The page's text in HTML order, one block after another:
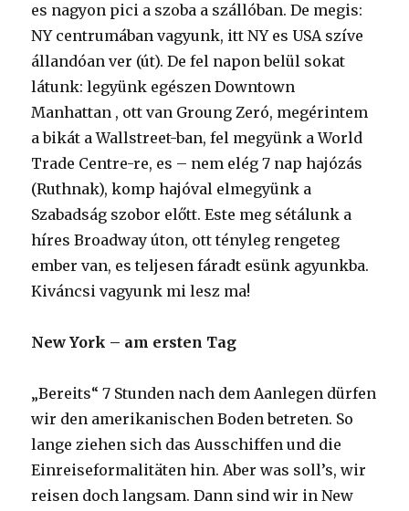
es nagyon pici a szoba a szállóban. De megis:
NY centrumában vagyunk, itt NY es USA szíve
állandóan ver (út). De fel napon belül sokat
látunk: legyünk egészen Downtown
Manhattan , ott van Groung Zeró, megérintem
a bikát a Wallstreet-ban, fel megyünk a World
Trade Centre-re, es – nem elég 7 nap hajózás
(Ruthnak), komp hajóval elmegyünk a
Szabadság szobor előtt. Este meg sétálunk a
híres Broadway úton, ott tényleg rengeteg
ember van, es teljesen fáradt esünk agyunkba.
Kiváncsi vagyunk mi lesz ma!
New York – am ersten Tag
„Bereits“ 7 Stunden nach dem Aanlegen dürfen
wir den amerikanischen Boden betreten. So
lange ziehen sich das Ausschiffen und die
Einreiseformalitäten hin. Aber was soll’s, wir
reisen doch langsam. Dann sind wir in New